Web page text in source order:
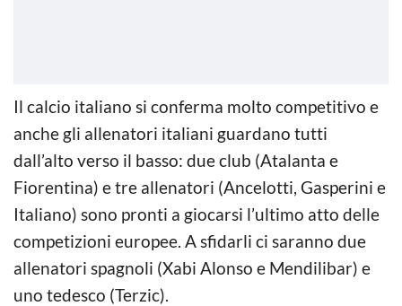
Il calcio italiano si conferma molto competitivo e
anche gli allenatori italiani guardano tutti
dall’alto verso il basso: due club (Atalanta e
Fiorentina) e tre allenatori (Ancelotti, Gasperini e
Italiano) sono pronti a giocarsi l’ultimo atto delle
competizioni europee. A sfidarli ci saranno due
allenatori spagnoli (Xabi Alonso e Mendilibar) e
uno tedesco (Terzic).